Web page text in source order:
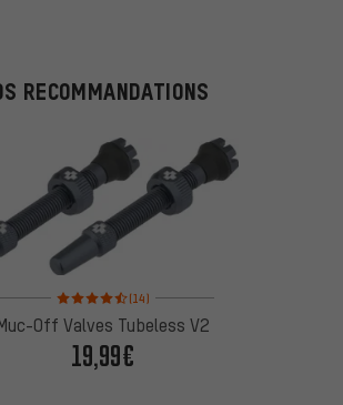
RECOMMANDATIONS
Note moyenne : 4,5 sur 5 d'après 14 avis
(14)
Off Valves Tubeless V2
19,99€